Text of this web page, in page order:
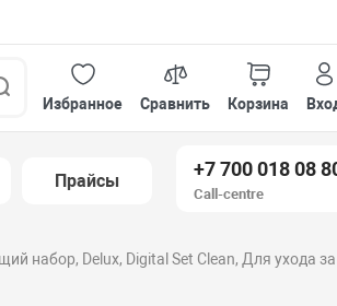
Избранное
Сравнить Корзина
Прайсы
+7 700 018 08
Call-centre
набор, Delux, Digital Set Clean, Для ухода за